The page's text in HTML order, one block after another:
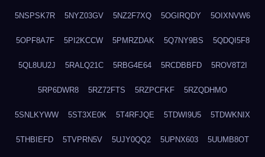
5NSPSK7R 5NYZ03GV 5NZ2F7XQ 5OGIRQDY 5OIXNVW6
5OPF8A7F 5PI2KCCW 5PMRZDAK 5Q7NY9BS 5QDQI5F8
5QL8UU2J 5RALQ21C 5RBG4E64 5RCDBBFD 5ROV8T2I
5RP6DWR8 5RZ72FTS 5RZPCFKF 5RZQDHMO
5SNLKYWW 5ST3XE0K 5T4RFJQE 5TDWI9U5 5TDWKNIX
5THBIEFD 5TVPRN5V 5UJY0QQ2 5UPNX603 5UUMB8OT